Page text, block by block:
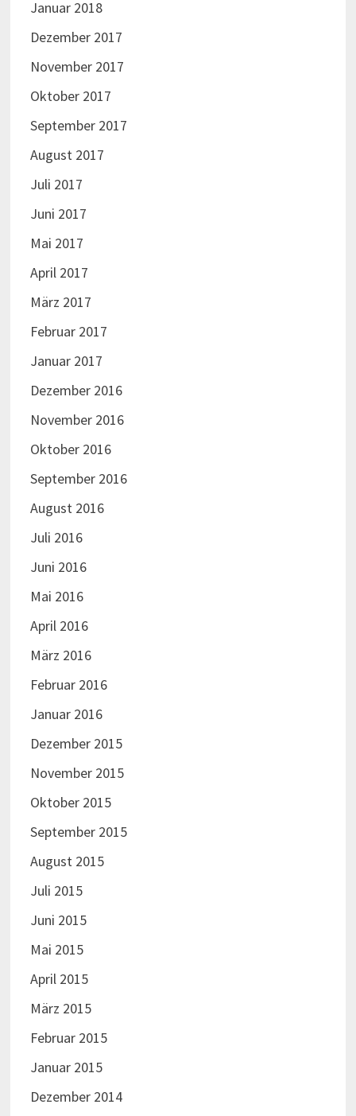
Januar 2018
Dezember 2017
November 2017
Oktober 2017
September 2017
August 2017
Juli 2017
Juni 2017
Mai 2017
April 2017
März 2017
Februar 2017
Januar 2017
Dezember 2016
November 2016
Oktober 2016
September 2016
August 2016
Juli 2016
Juni 2016
Mai 2016
April 2016
März 2016
Februar 2016
Januar 2016
Dezember 2015
November 2015
Oktober 2015
September 2015
August 2015
Juli 2015
Juni 2015
Mai 2015
April 2015
März 2015
Februar 2015
Januar 2015
Dezember 2014